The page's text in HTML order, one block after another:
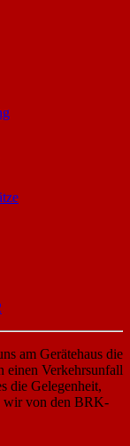
am Gerätehaus die
einen Verkehrsunfall
die Gelegenheit,
wir von den BRK-